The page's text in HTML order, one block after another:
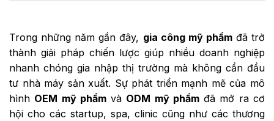
Trong những năm gần đây, gia công mỹ phẩmđã trở
thành giải pháp chiến lược giúp nhiều doanh nghiệp
nhanh chóng gia nhập thị trường mà không cần đầu
tư nhà máy sản xuất. Sự phát triển mạnh mẽ của mô
hình OEM mỹ phẩmvà ODM mỹ phẩmđã mở ra cơ
hội cho các startup, spa, clinic cũng như các thương